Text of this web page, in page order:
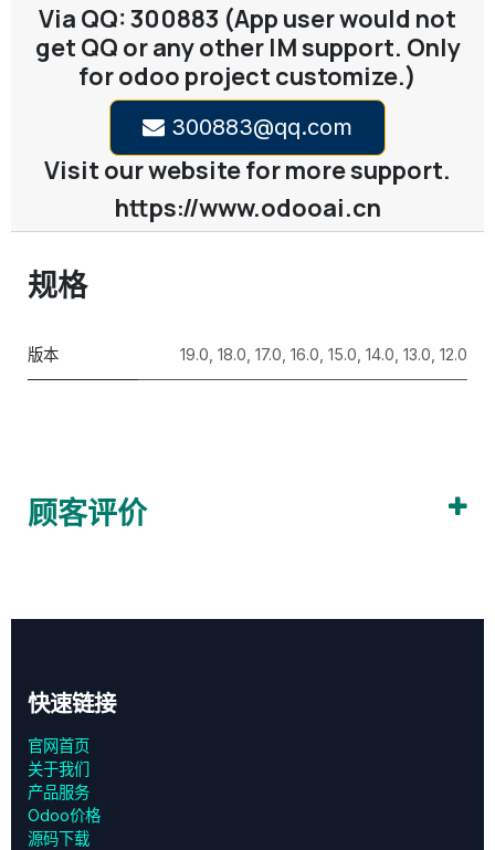
Via QQ: 300883 (App user would not
get QQ or any other IM support. Only
for odoo project customize.)
300883@qq.com
Visit our website for more support.
https://www.odooai.cn
规格
版本 19.0 18.0 17.0 16.0 15.0 14.0 13.0 12.0
顾客评价
快速链接
官网首页
关于我们
产品服务
Odoo价格
源码下载